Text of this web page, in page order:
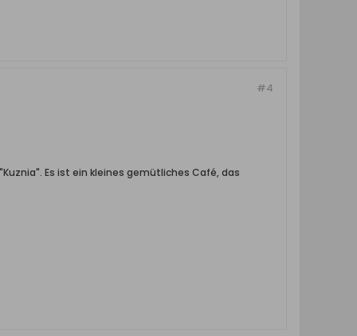
#4
Es ist ein kleines gemütliches Café, das